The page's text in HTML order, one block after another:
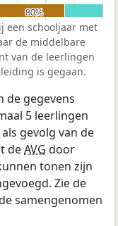
80%
80%
een schooljaar met
de middelbare
van de leerlingen
is gegaan.
de gegevens
5 leerlingen
gevolg van de
deAVG door
tonen zijn
Zie de
samengenomen